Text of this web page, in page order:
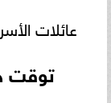
عائلات